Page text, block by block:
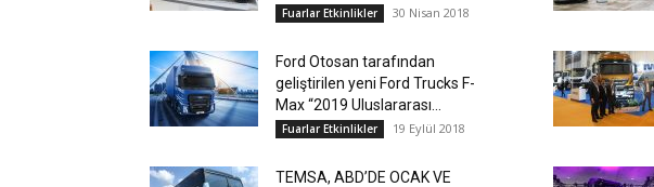
Fuarlar Etkinlikler 30 Nisan 2018
Ford Otosan tarafından
geliştirilen yeni Ford Trucks F-
Max “2019 Uluslararası...
Fuarlar Etkinlikler 19 Eylül 2018
TEMSA, ABD’DE OCAK VE